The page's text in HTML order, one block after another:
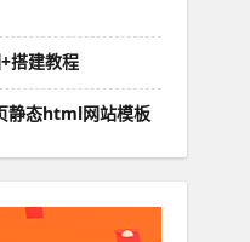
搭建教程
静态html网站模板